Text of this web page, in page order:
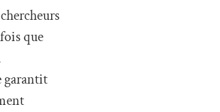
que
garantit